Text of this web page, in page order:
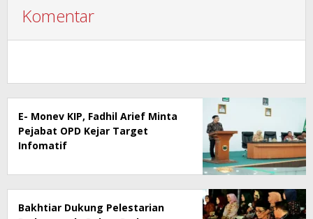
Komentar
E- Monev KIP, Fadhil Arief Minta
Pejabat OPD Kejar Target
Infomatif
Bakhtiar Dukung Pelestarian